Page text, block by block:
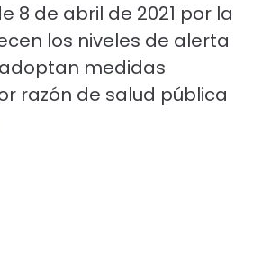
8 de abril de 2021 por la
los niveles de alerta
medidas
razón de salud pública